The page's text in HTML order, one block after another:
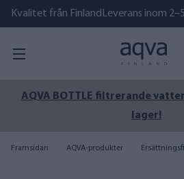
Kvalitet från Finland Leverans inom
AQVA BOTTLE filtrerande
lager!
Framsidan AQVA-produkter